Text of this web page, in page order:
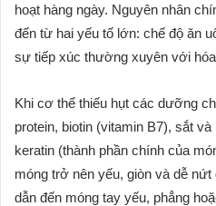
hoạt hàng ngày. Nguyên nhân
đến từ hai yếu tố lớn: chế độ ăn
sự tiếp xúc thường xuyên với
Khi cơ thể thiếu hụt các dưỡng
protein, biotin (vitamin B7), sắt
keratin (thành phần chính của
móng trở nên yếu, giòn và dễ
dẫn đến móng tay yếu, phẳng